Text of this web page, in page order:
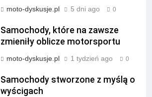
moto-dyskusje.pl 5 dni ago 0
Samochody, które na zawsze
zmieniły oblicze motorsportu
moto-dyskusje.pl 1 tydzień ago 0
Samochody stworzone z myślą o
wyścigach